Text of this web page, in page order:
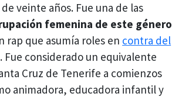
veinte años. Fue una de las
femenina de este género
rap que asumía roles en contra del
Fue considerado un equivalente
Cruz de Tenerife a comienzos
animadora, educadora infantil y